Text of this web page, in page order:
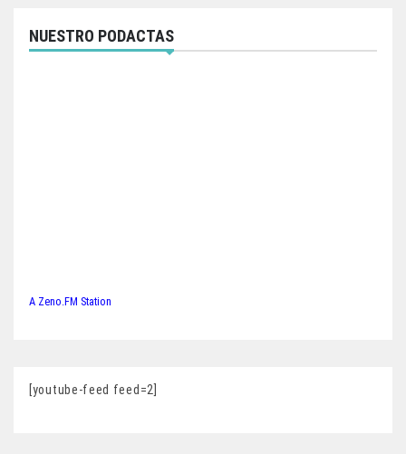
NUESTRO PODACTAS
A Zeno.FM Station
[youtube-feed feed=2]